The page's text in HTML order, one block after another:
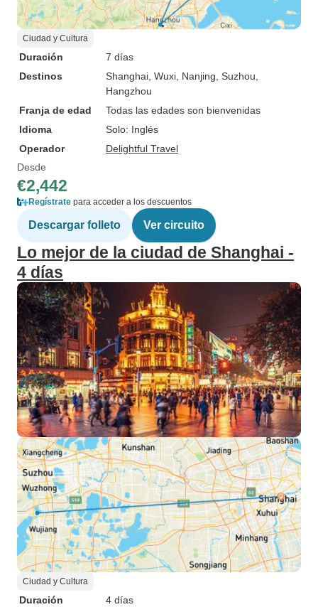
Ciudad y Cultura
Duración
7 días
Destinos
Shanghai , Wuxi , Nanjing , Suzhou
Hangzhou
Franja de edad
Todas las edades son bienvenidas
Idioma
Solo: Inglés
Operador
Delightful Travel
Desde
€2,442
Regístrate para acceder a los descuentos
Descargar folleto Ver circuito
Lo mejor de la ciudad de Shanghai -
4 días
Ciudad y Cultura
Duración
4 días